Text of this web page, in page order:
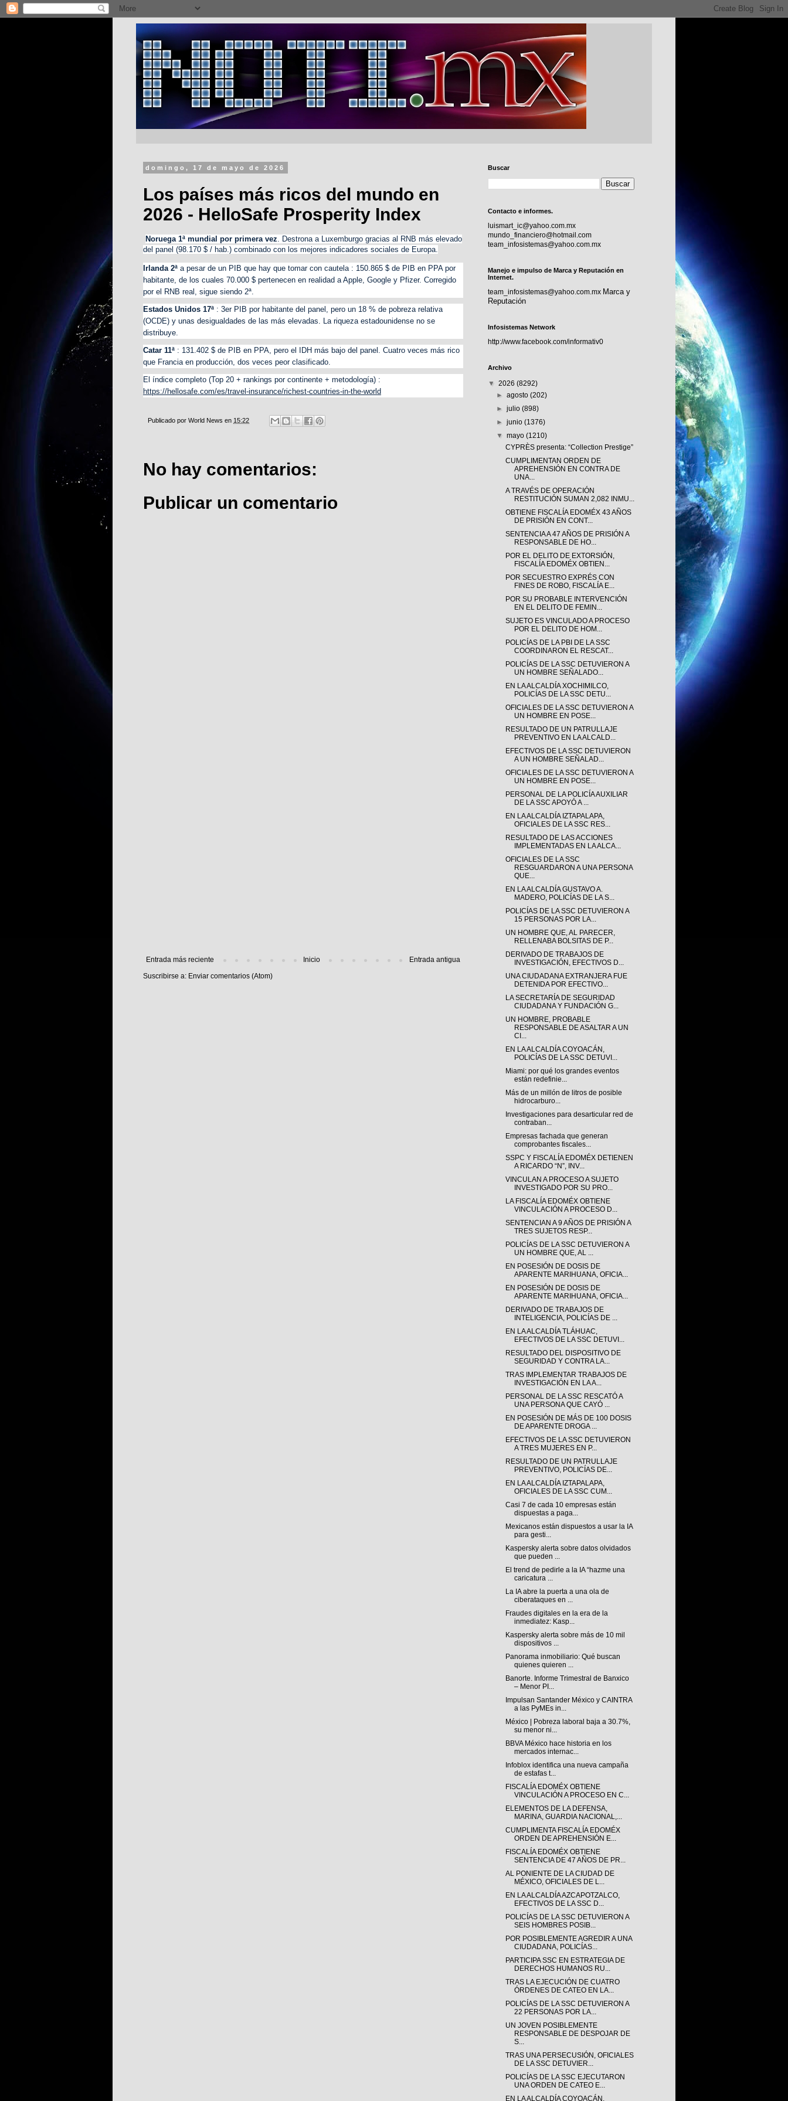
domingo, 17 de mayo de 2026
Los países más ricos del mundo en
2026 - HelloSafe Prosperity Index
Noruega 1ª mundial por primera vez . Destrona a Luxemburgo gracias al RNB más elevado
del panel (98.170 $ / hab.) combinado con los mejores indicadores sociales de Europa.
Irlanda 2ª a pesar de un PIB que hay que tomar con cautela : 150.865 $ de PIB en PPA por
habitante, de los cuales 70.000 $ pertenecen en realidad a Apple, Google y Pfizer. Corregido
por el RNB real, sigue siendo 2ª.
Estados Unidos 17ª : 3er PIB por habitante del panel, pero un 18 % de pobreza relativa
(OCDE) y unas desigualdades de las más elevadas. La riqueza estadounidense no se
distribuye.
Catar 11ª : 131.402 $ de PIB en PPA, pero el IDH más bajo del panel. Cuatro veces más rico
que Francia en producción, dos veces peor clasificado.
El índice completo (Top 20 + rankings por continente + metodología) :
https://hellosafe.com/es/travel-insurance/richest-countries-in-the-world
Publicado por World News en 15:22
No hay comentarios:
Publicar un comentario
Entrada más reciente Entrada antigua
Inicio
Suscribirse a: Enviar comentarios (Atom)
Buscar
Contacto e informes.
luismart_ic@yahoo.com.mx
mundo_financiero@hotmail.com
team_infosistemas@yahoo.com.mx
Manejo e impulso de Marca y Reputación en
Internet.
team_infosistemas@yahoo.com.mx Marca y
Reputación
Infosistemas Network
http://www.facebook.com/informativ0
Archivo
▼ 2026 (8292)
►agosto(202)
►julio(898)
►junio(1376)
▼mayo(1210)
CYPRÈS presenta: “Collection Prestige”
CUMPLIMENTAN ORDEN DE
APREHENSIÓN EN CONTRA DE
UNA...
A TRAVÉS DE OPERACIÓN
RESTITUCIÓN SUMAN 2,082 INMU...
OBTIENE FISCALÍA EDOMÉX 43 AÑOS
DE PRISIÓN EN CONT...
SENTENCIA A 47 AÑOS DE PRISIÓN A
RESPONSABLE DE HO...
POR EL DELITO DE EXTORSIÓN,
FISCALÍA EDOMÉX OBTIEN...
POR SECUESTRO EXPRÉS CON
FINES DE ROBO, FISCALÍA E...
POR SU PROBABLE INTERVENCIÓN
EN EL DELITO DE FEMIN...
SUJETO ES VINCULADO A PROCESO
POR EL DELITO DE HOM...
POLICÍAS DE LA PBI DE LA SSC
COORDINARON EL RESCAT...
POLICÍAS DE LA SSC DETUVIERON A
UN HOMBRE SEÑALADO...
EN LA ALCALDÍA XOCHIMILCO,
POLICÍAS DE LA SSC DETU...
OFICIALES DE LA SSC DETUVIERON A
UN HOMBRE EN POSE...
RESULTADO DE UN PATRULLAJE
PREVENTIVO EN LA ALCALD...
EFECTIVOS DE LA SSC DETUVIERON
A UN HOMBRE SEÑALAD...
OFICIALES DE LA SSC DETUVIERON A
UN HOMBRE EN POSE...
PERSONAL DE LA POLICÍA AUXILIAR
DE LA SSC APOYÓ A ...
EN LA ALCALDÍA IZTAPALAPA,
OFICIALES DE LA SSC RES...
RESULTADO DE LAS ACCIONES
IMPLEMENTADAS EN LA ALCA...
OFICIALES DE LA SSC
RESGUARDARON A UNA PERSONA
QUE...
EN LA ALCALDÍA GUSTAVO A.
MADERO, POLICÍAS DE LA S...
POLICÍAS DE LA SSC DETUVIERON A
15 PERSONAS POR LA...
UN HOMBRE QUE, AL PARECER,
RELLENABA BOLSITAS DE P...
DERIVADO DE TRABAJOS DE
INVESTIGACIÓN, EFECTIVOS D...
UNA CIUDADANA EXTRANJERA FUE
DETENIDA POR EFECTIVO...
LA SECRETARÍA DE SEGURIDAD
CIUDADANA Y FUNDACIÓN G...
UN HOMBRE, PROBABLE
RESPONSABLE DE ASALTAR A UN
CI...
EN LA ALCALDÍA COYOACÁN,
POLICÍAS DE LA SSC DETUVI...
Miami: por qué los grandes eventos
están redefinie...
Más de un millón de litros de posible
hidrocarburo...
Investigaciones para desarticular red de
contraban...
Empresas fachada que generan
comprobantes fiscales...
SSPC Y FISCALÍA EDOMÉX DETIENEN
A RICARDO “N”, INV...
VINCULAN A PROCESO A SUJETO
INVESTIGADO POR SU PRO...
LA FISCALÍA EDOMÉX OBTIENE
VINCULACIÓN A PROCESO D...
SENTENCIAN A 9 AÑOS DE PRISIÓN A
TRES SUJETOS RESP...
POLICÍAS DE LA SSC DETUVIERON A
UN HOMBRE QUE, AL ...
EN POSESIÓN DE DOSIS DE
APARENTE MARIHUANA, OFICIA...
EN POSESIÓN DE DOSIS DE
APARENTE MARIHUANA, OFICIA...
DERIVADO DE TRABAJOS DE
INTELIGENCIA, POLICÍAS DE ...
EN LA ALCALDÍA TLÁHUAC,
EFECTIVOS DE LA SSC DETUVI...
RESULTADO DEL DISPOSITIVO DE
SEGURIDAD Y CONTRA LA...
TRAS IMPLEMENTAR TRABAJOS DE
INVESTIGACIÓN EN LA A...
PERSONAL DE LA SSC RESCATÓ A
UNA PERSONA QUE CAYÓ ...
EN POSESIÓN DE MÁS DE 100 DOSIS
DE APARENTE DROGA ...
EFECTIVOS DE LA SSC DETUVIERON
A TRES MUJERES EN P...
RESULTADO DE UN PATRULLAJE
PREVENTIVO, POLICÍAS DE...
EN LA ALCALDÍA IZTAPALAPA,
OFICIALES DE LA SSC CUM...
Casi 7 de cada 10 empresas están
dispuestas a paga...
Mexicanos están dispuestos a usar la IA
para gesti...
Kaspersky alerta sobre datos olvidados
que pueden ...
El trend de pedirle a la IA “hazme una
caricatura ...
La IA abre la puerta a una ola de
ciberataques en ...
Fraudes digitales en la era de la
inmediatez: Kasp...
Kaspersky alerta sobre más de 10 mil
dispositivos ...
Panorama inmobiliario: Qué buscan
quienes quieren ...
Banorte. Informe Trimestral de Banxico
– Menor PI...
Impulsan Santander México y CAINTRA
a las PyMEs in...
México | Pobreza laboral baja a 30.7%,
su menor ni...
BBVA México hace historia en los
mercados internac...
Infoblox identifica una nueva campaña
de estafas t...
FISCALÍA EDOMÉX OBTIENE
VINCULACIÓN A PROCESO EN C...
ELEMENTOS DE LA DEFENSA,
MARINA, GUARDIA NACIONAL,...
CUMPLIMENTA FISCALÍA EDOMÉX
ORDEN DE APREHENSIÓN E...
FISCALÍA EDOMÉX OBTIENE
SENTENCIA DE 47 AÑOS DE PR...
AL PONIENTE DE LA CIUDAD DE
MÉXICO, OFICIALES DE L...
EN LA ALCALDÍA AZCAPOTZALCO,
EFECTIVOS DE LA SSC D...
POLICÍAS DE LA SSC DETUVIERON A
SEIS HOMBRES POSIB...
POR POSIBLEMENTE AGREDIR A UNA
CIUDADANA, POLICÍAS...
PARTICIPA SSC EN ESTRATEGIA DE
DERECHOS HUMANOS RU...
TRAS LA EJECUCIÓN DE CUATRO
ÓRDENES DE CATEO EN LA...
POLICÍAS DE LA SSC DETUVIERON A
22 PERSONAS POR LA...
UN JOVEN POSIBLEMENTE
RESPONSABLE DE DESPOJAR DE
S...
TRAS UNA PERSECUSIÓN, OFICIALES
DE LA SSC DETUVIER...
POLICÍAS DE LA SSC EJECUTARON
UNA ORDEN DE CATEO E...
EN LA ALCALDÍA COYOACÁN,